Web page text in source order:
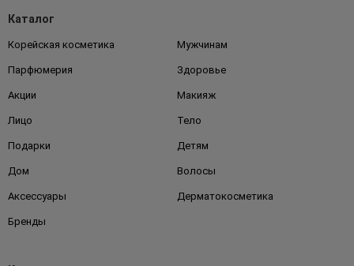
Каталог
Корейская косметика Мужчинам
Парфюмерия Здоровье
Акции Макияж
Лицо Тело
Подарки Детям
Дом Волосы
Аксессуары Дерматокосметика
Бренды